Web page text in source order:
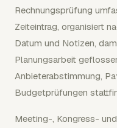
Rechnungsprüfung
Zeiteintrag, organisiert
Datum und Notizen,
Planungsarbeit
Anbieterabstimmung,
Budgetprüfungen
Meeting-, Kongress-